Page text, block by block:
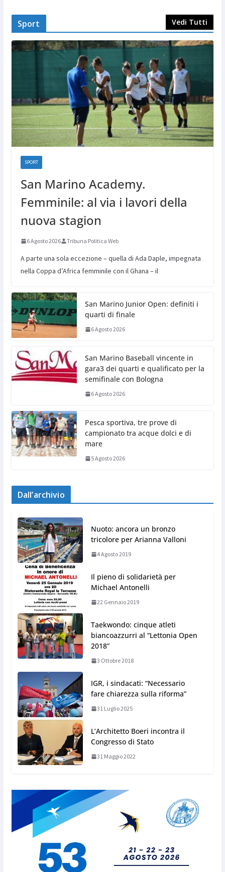
Sport Vedi Tutti
SPORT
San Marino Academy.
Femminile: al via i lavori della
nuova stagion
6 Agosto 2026 Tribuna Politica Web
A parte una sola eccezione – quella di Ada Daple, impegnata
nella Coppa d’Africa femminile con il Ghana – il
San Marino Junior Open: definiti i
quarti di finale
6 Agosto 2026
San Marino Baseball vincente in
gara3 dei quarti e qualificato per la
semifinale con Bologna
6 Agosto 2026
Pesca sportiva, tre prove di
campionato tra acque dolci e di
mare
5 Agosto 2026
Dall’archivio
Nuoto: ancora un bronzo
tricolore per Arianna Valloni
4 Agosto 2019
Il pieno di solidarietà per
Michael Antonelli
22 Gennaio 2019
Taekwondo: cinque atleti
biancoazzurri al “Lettonia Open
2018”
3 Ottobre 2018
IGR, i sindacati: “Necessario
fare chiarezza sulla riforma”
31 Luglio 2025
L’Architetto Boeri incontra il
Congresso di Stato
31 Maggio 2022